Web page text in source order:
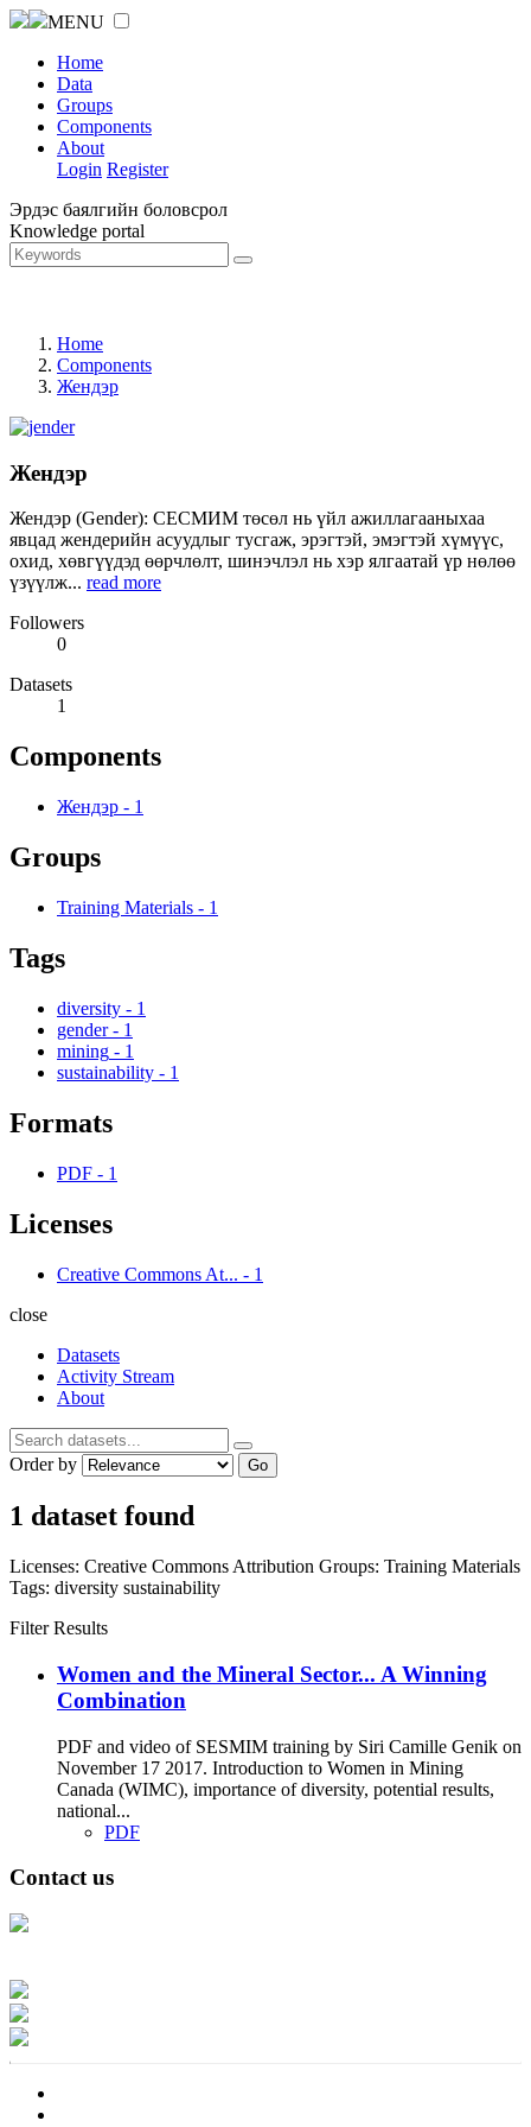
MENU
Home
Data
Groups
Components
About
Login Register
Эрдэс баялгийн боловсрол
Knowledge portal
Home
Components
Жендэр
Жендэр
Жендэр (Gender): СЕСМИМ төсөл нь үйл ажиллагааныхаа
явцад жендерийн асуудлыг тусгаж, эрэгтэй, эмэгтэй хүмүүс,
охид, хөвгүүдэд өөрчлөлт, шинэчлэл нь хэр ялгаатай үр нөлөө
үзүүлж... read more
Followers
0
Datasets
1
Components
Жендэр - 1
Groups
Training Materials - 1
Tags
diversity - 1
gender - 1
mining - 1
sustainability - 1
Formats
PDF - 1
Licenses
Creative Commons At... - 1
close
Datasets
Activity Stream
About
Order by Go
1 dataset found
Licenses: Creative Commons Attribution Groups: Training Materials
Tags: diversity sustainability
Filter Results
Women and the Mineral Sector... A Winning
Combination
PDF and video of SESMIM training by Siri Camille Genik on
November 17 2017. Introduction to Women in Mining
Canada (WIMC), importance of diversity, potential results,
national...
PDF
Contact us